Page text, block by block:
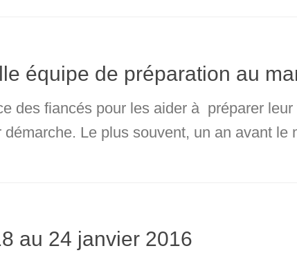
équipe de préparation au
des fiancés pour les aider à préparer
Le plus souvent, un an avant le
au 24 janvier 2016